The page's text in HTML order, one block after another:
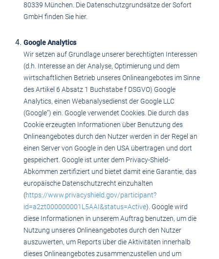
80339 München. Die Datenschutzgrundsätze der Sofort
GmbH finden Sie hier.
Google Analytics
Wir setzen auf Grundlage unserer berechtigten Interessen
(d.h. Interesse an der Analyse, Optimierung und dem
wirtschaftlichen Betrieb unseres Onlineangebotes im Sinne
des Artikel 6 Absatz 1 Buchstabe f DSGVO) Google
Analytics, einen Webanalysedienst der Google LLC
(Google“) ein. Google verwendet Cookies. Die durch das
Cookie erzeugten Informationen über Benutzung des
Onlineangebotes durch den Nutzer werden in der Regel an
einen Server von Google in den USA übertragen und dort
gespeichert. Google ist unter dem Privacy-Shield-
Abkommen zertifiziert und bietet damit eine Garantie, das
europäische Datenschutzrecht einzuhalten
(https://www.privacyshield.gov/participant?
id=a2zt000000001L5AAI&status=Active). Google wird
diese Informationen in unserem Auftrag benutzen, um die
Nutzung unseres Onlineangebotes durch den Nutzer
auszuwerten, um Reports über die Aktivitäten innerhalb
dieses Onlineangebotes zusammenzustellen und um